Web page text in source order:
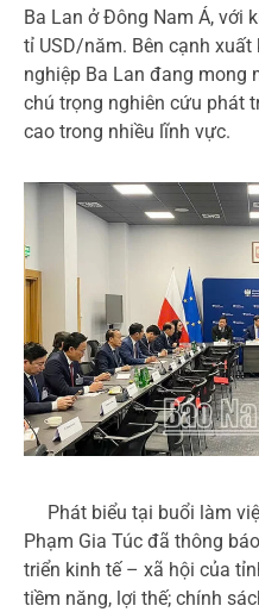
Ba Lan ở Đông Nam Á, với
tỉ USD/năm. Bên cạnh
nghiệp Ba Lan đang mong
chú trọng nghiên cứu phát
cao trong nhiều lĩnh vực.
Phát biểu tại buổi làm
Phạm Gia Túc đã thông
triển kinh tế – xã hội của
tiềm năng, lợi thế; chính